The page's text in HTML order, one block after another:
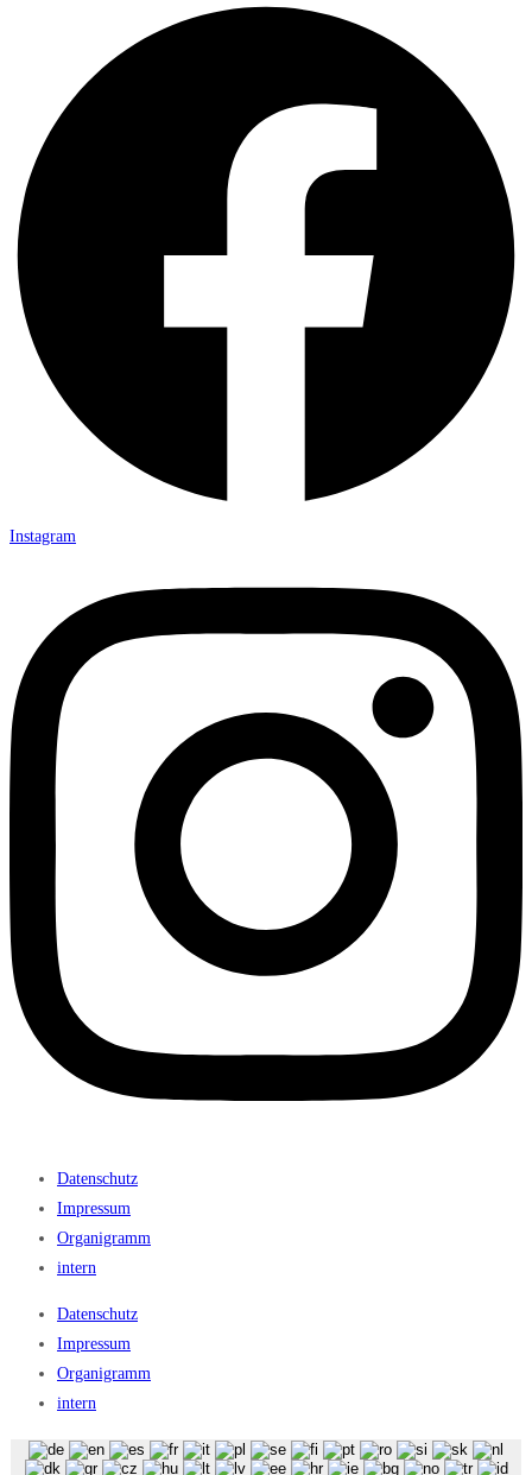
Instagram
Datenschutz
Impressum
Organigramm
intern
Datenschutz
Impressum
Organigramm
intern